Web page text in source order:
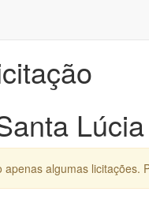
apenas algumas licitações.